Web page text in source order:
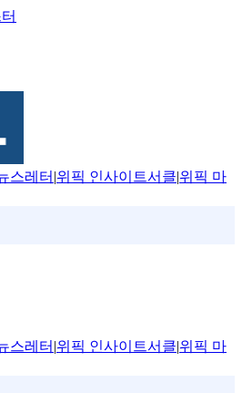
스레터 |위픽 인사이트서클|위픽 마
스레터 |위픽 인사이트서클|위픽 마